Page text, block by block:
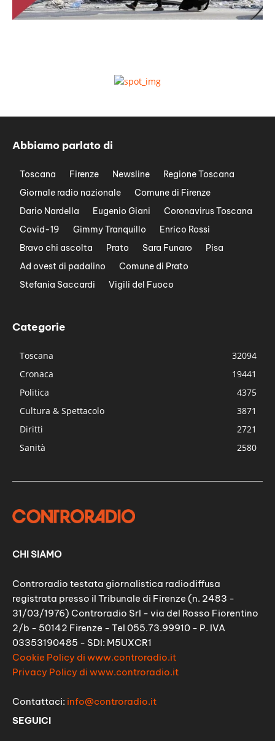
Abbiamo parlato di
Toscana Firenze Newsline
Regione Toscana
Giornale radio nazionale
Comune di Firenze
Dario Nardella
Eugenio Giani
Coronavirus Toscana
Covid-19
Gimmy Tranquillo
Enrico Rossi
Bravo chi ascolta
Prato Sara Funaro
Pisa
Ad ovest di padalino
Comune di Prato
Stefania Saccardi
Vigili del Fuoco
Categorie
Toscana
32094
Cronaca
19441
Politica
4375
Cultura & Spettacolo
3871
Diritti
2721
Sanità
2580
CHI SIAMO
Controradio testata giornalistica radiodiffusa
registrata presso il Tribunale di Firenze (n. 2483 -
31/03/1976) Controradio Srl - via del Rosso Fiorentino
2/b - 50142 Firenze - Tel 055.73.99910 - P. IVA
03353190485 - SDI: M5UXCR1
Cookie Policy di www.controradio.it
Privacy Policy di www.controradio.it
Contattaci: info@controradio.it
SEGUICI